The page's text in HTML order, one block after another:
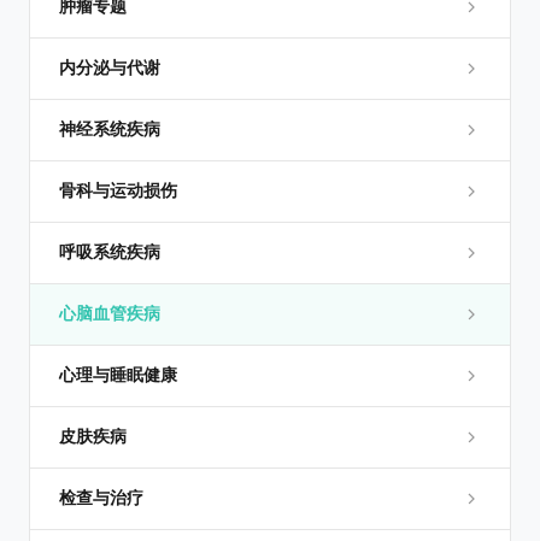
肿瘤专题
内分泌与代谢
神经系统疾病
骨科与运动损伤
呼吸系统疾病
心脑血管疾病
心理与睡眠健康
皮肤疾病
检查与治疗